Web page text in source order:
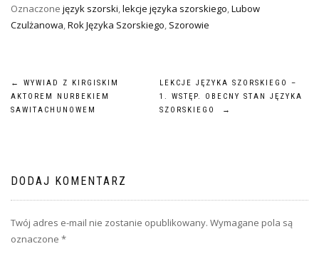
Oznaczone język szorski,lekcje języka szorskiego,Lubow
Czulżanowa,Rok Języka Szorskiego, Szorowie
NAWIGACJA
WPISU
←
WYWIAD Z KIRGISKIM
AKTOREM NURBEKIEM
SAWITACHUNOWEM
LEKCJE JĘZYKA SZORSKIEGO –
1. WSTĘP. OBECNY STAN JĘZYKA
SZORSKIEGO
→
DODAJ KOMENTARZ
Twój adres e-mail nie zostanie opublikowany. Wymagane pola są
oznaczone *